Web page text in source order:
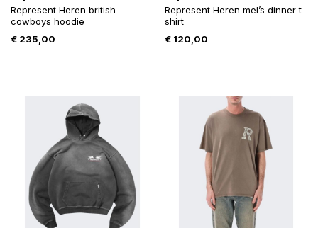
Represent Heren british
cowboys hoodie
€ 235,00
Represent Heren mel’s dinner t-
shirt
€120,00